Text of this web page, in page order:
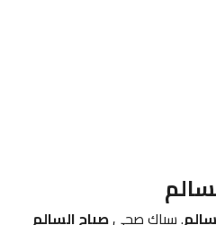
. سباك صحيصباح السالم